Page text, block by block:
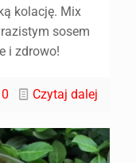
kolację. Mix
sosem
i zdrowo!
0 Czytaj dalej